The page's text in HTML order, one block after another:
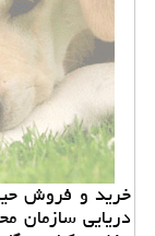
خرید و فروش